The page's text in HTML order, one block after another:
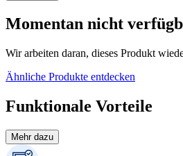
Momentan nicht
Wir arbeiten daran, dieses Produkt
Ähnliche Produkte entdecken
Funktionale Vorteile
Mehr dazu